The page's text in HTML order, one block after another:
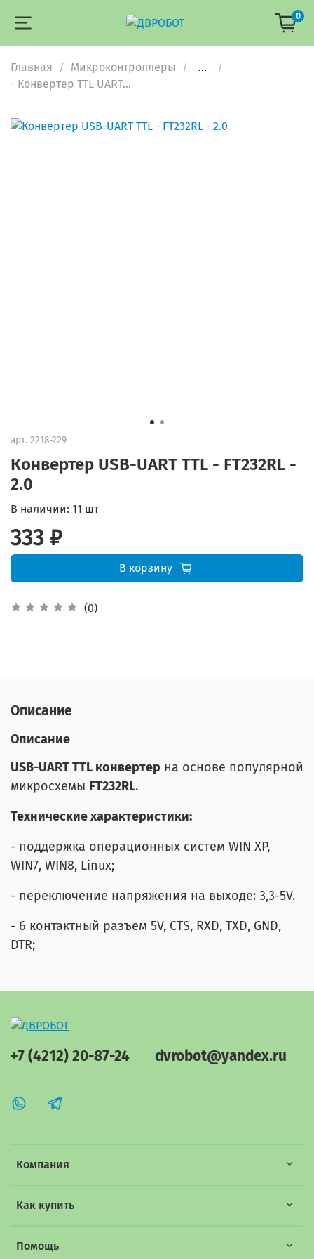
0
Главная Микроконтроллеры
...
- Конвертер TTL-UART...
арт. 2218-229
Конвертер USB-UART TTL - FT232RL -
2.0
(0)
В наличии: 11 шт
333 ₽
В корзину
Описание
Описание
USB-UART TTL конвертер на основе популярной
микросхемы FT232RL.
Технические характеристики:
- поддержка операционных систем WIN XP,
WIN7, WIN8, Linux;
- переключение напряжения на выходе: 3,3-5V.
- 6 контактный разъем 5V, CTS, RXD, TXD, GND,
DTR;
Компания
Как купить
Помощь
+7 (4212) 20-87-24 dvrobot@yandex.ru